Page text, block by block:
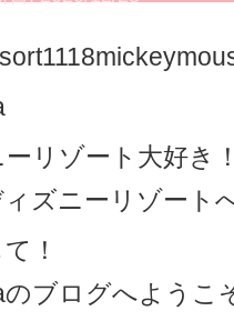
リゾート大好き
ズニーリゾート
！
のブログへよう